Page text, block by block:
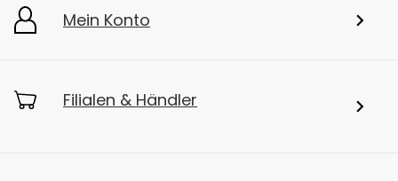
Mein Konto
Filialen & Händler